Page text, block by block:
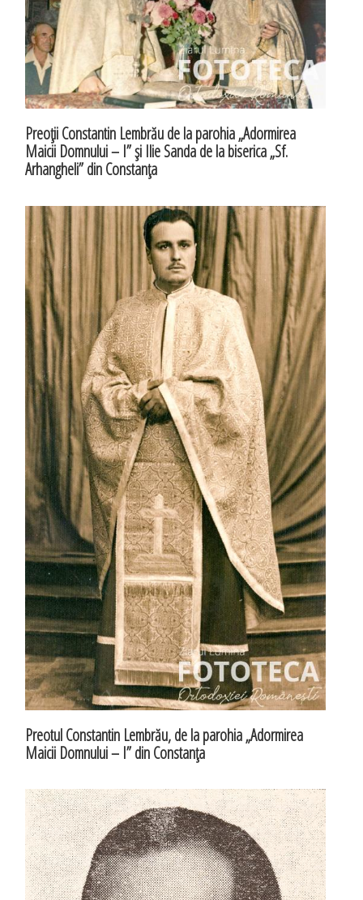
Preoţii Constantin Lembrău de la parohia „Adormirea
Maicii Domnului – I” şi Ilie Sanda de la biserica „Sf.
Arhangheli” din Constanţa
Preotul Constantin Lembrău, de la parohia „Adormirea
Maicii Domnului – I” din Constanţa